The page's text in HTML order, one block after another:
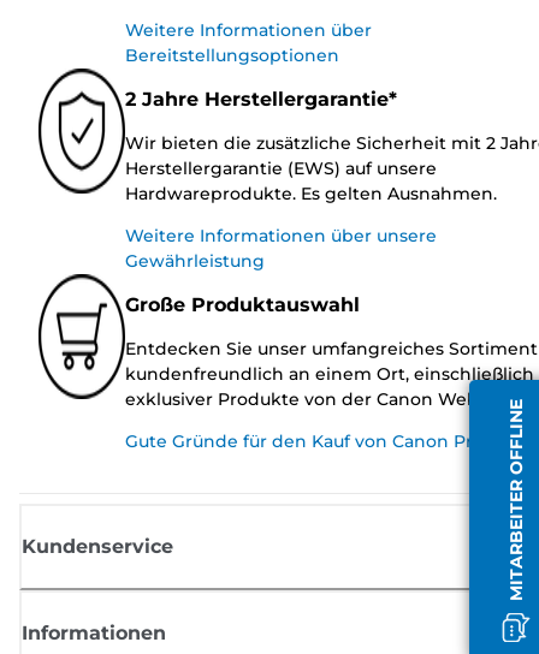
MITARBEITER OFFLINE
Weitere Informationen über
Bereitstellungsoptionen
2 Jahre Herstellergarantie*
Wir bieten die zusätzliche Sicherheit mit 2
Herstellergarantie (EWS) auf unsere
Hardwareprodukte. Es gelten Ausnahmen.
Weitere Informationen über unsere
Gewährleistung
Große Produktauswahl
Entdecken Sie unser umfangreiches Sortiment
kundenfreundlich an einem Ort, einschließlich
exklusiver Produkte von der Canon Website.
Gute Gründe für den Kauf von Canon
Kundenservice
Informationen